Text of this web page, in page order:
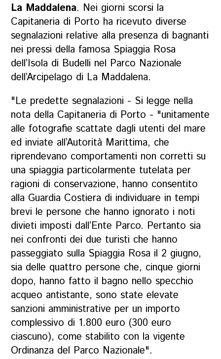
La Maddalena. Nei giorni scorsi la
Capitaneria di Porto ha ricevuto diverse
segnalazioni relative alla presenza di bagnanti
nei pressi della famosa Spiaggia Rosa
dell’Isola di Budelli nel Parco Nazionale
dell’Arcipelago di La Maddalena.
"Le predette segnalazioni - Si legge nella
nota della Capitaneria di Porto - "unitamente
alle fotografie scattate dagli utenti del mare
ed inviate all’Autorità Marittima, che
riprendevano comportamenti non corretti su
una spiaggia particolarmente tutelata per
ragioni di conservazione, hanno consentito
alla Guardia Costiera di individuare in tempi
brevi le persone che hanno ignorato i noti
divieti imposti dall’Ente Parco. Pertanto sia
nei confronti dei due turisti che hanno
passeggiato sulla Spiaggia Rosa il 2 giugno,
sia delle quattro persone che, cinque giorni
dopo, hanno fatto il bagno nello specchio
acqueo antistante, sono state elevate
sanzioni amministrative per un importo
complessivo di 1.800 euro (300 euro
ciascuno), come stabilito con la vigente
Ordinanza del Parco Nazionale".